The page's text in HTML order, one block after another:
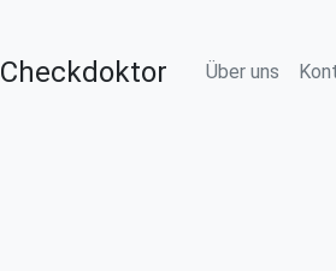
Checkdoktor Über uns